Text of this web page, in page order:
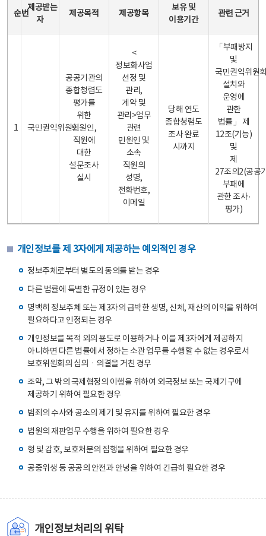
순번
제공받는
자
제공목적 제공항목
보유 및
이용기간
관련 근거
1 국민권익위원회
공공기관의
종합청렴도
평가를
위한
민원인,
직원에
대한
설문조사
실시
<
정보화사업
선정 및
관리,
계약 및
관리>업무
관련
민원인 및
소속
직원의
성명,
전화번호,
이메일
당해 연도
종합청렴도
조사 완료
시까지
「부패방지
및
국민권익위원
설치와
운영에
관한
법률」 제
12조(기능)
및
제
27조의2(공공
부패에
관한 조사·
평가)
개인정보를 제 3자에게 제공하는 예외적인 경우
정보주체로부터 별도의 동의를 받는 경우
다른 법률에 특별한 규정이 있는 경우
명백히 정보주체 또는 제3자의 급박한 생명, 신체, 재산의 이익을 위하여
필요하다고 인정되는 경우
개인정보를 목적 외의 용도로 이용하거나 이를 제3자에게 제공하지
아니하면 다른 법률에서 정하는 소관 업무를 수행할 수 없는 경우로서
보호위원회의 심의ㆍ의결을 거친 경우
조약, 그 밖의 국제협정의 이행을 위하여 외국정보 또는 국제기구에
제공하기 위하여 필요한 경우
범죄의 수사와 공소의 제기 및 유지를 위하여 필요한 경우
법원의 재판업무 수행을 위하여 필요한 경우
형 및 감호, 보호처분의 집행을 위하여 필요한 경우
공중위생 등 공공의 안전과 안녕을 위하여 긴급히 필요한 경우
개인정보처리의 위탁